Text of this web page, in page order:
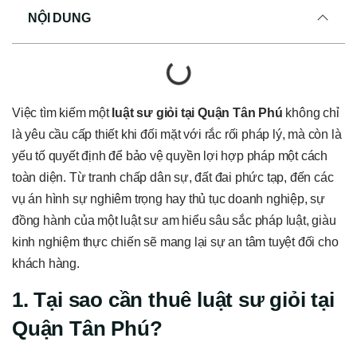
NỘI DUNG
Việc tìm kiếm một luật sư giỏi tại Quận Tân Phú không chỉ
là yêu cầu cấp thiết khi đối mặt với rắc rối pháp lý, mà còn là
yếu tố quyết định để bảo vệ quyền lợi hợp pháp một cách
toàn diện. Từ tranh chấp dân sự, đất đai phức tạp, đến các
vụ án hình sự nghiêm trọng hay thủ tục doanh nghiệp, sự
đồng hành của một luật sư am hiểu sâu sắc pháp luật, giàu
kinh nghiệm thực chiến sẽ mang lại sự an tâm tuyệt đối cho
khách hàng.
1. Tại sao cần thuê luật sư giỏi tại
Quận Tân Phú?